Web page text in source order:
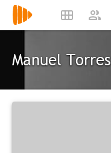
Manuel Torres